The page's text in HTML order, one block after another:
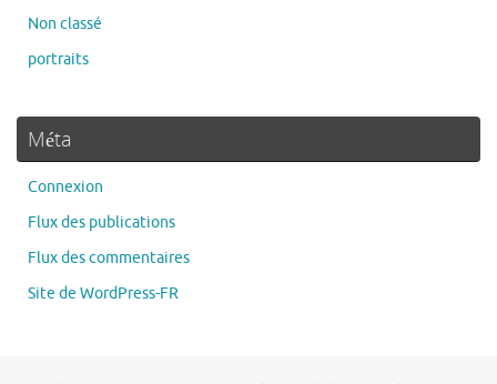
Non classé
portraits
Méta
Connexion
Flux des publications
Flux des commentaires
Site de WordPress-FR